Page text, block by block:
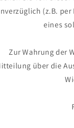
(z.B.
eines
Zur Wahrung der
über die